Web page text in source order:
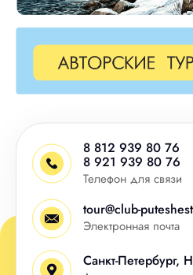
8 812 939 80 76
8 921 939 80 76
Телефон для связи
tour@club-
Электронная почта
Санкт-Петербург,